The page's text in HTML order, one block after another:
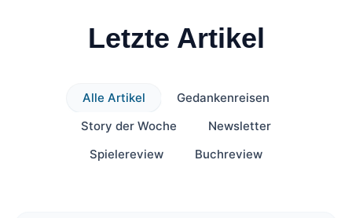
Letzte Artikel
Alle Artikel
Gedankenreisen
Story der Woche
Newsletter
Spielereview
Buchreview